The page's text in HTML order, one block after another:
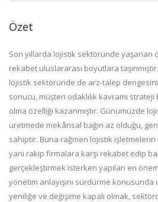
Özet
Son yıllarda lojistik sektöründe yaşanan
rekabet uluslararası boyutlara
lojistik sektöründe de arz-talep
sonucu, müşteri odaklılık kavramı
olma özelliği kazanmıştır. Günümüzde
üretmede mekânsal bağın az olduğu,
sahiptir. Buna rağmen lojistik işletmelerin
yani rakip firmalara karşı rekabet edip
gerçekleştirmek isterken yapılan en
yönetim anlayışını sürdürme konusunda
yeniliğe ve değişime kapalı olmak,